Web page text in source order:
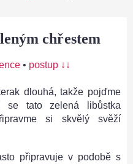
chřestem
• postup ↓↓
dlouhá, takže pojďme
se tato zelená libůstka
si skvělý svěží
připravuje v podobě s